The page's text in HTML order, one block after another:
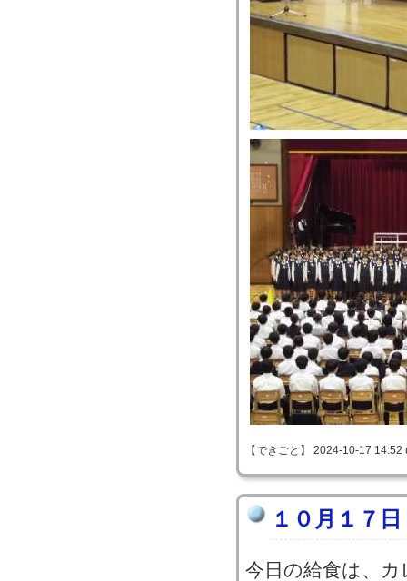
【できごと】 2024-10-17
１０月１７
今日の給食は、